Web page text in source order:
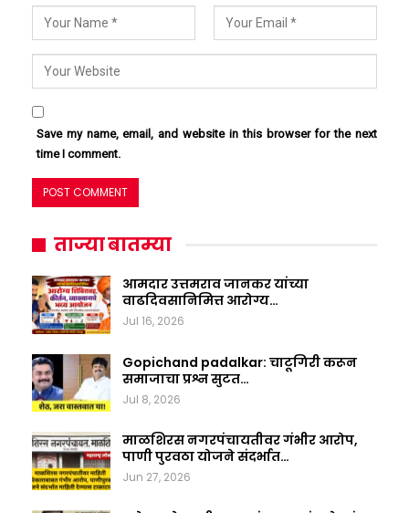
Save my name, email, and website in this browser for the next
time I comment.
ताज्या बातम्या
आमदार उत्तमराव जानकर यांच्या
वाढदिवसानिमित्त आरोग्य…
Jul 16, 2026
Gopichand padalkar: चाटूगिरी करून
समाजाचा प्रश्न सुटत…
Jul 8, 2026
माळशिरस नगरपंचायतीवर गंभीर आरोप,
पाणी पुरवठा योजने संदर्भात…
Jun 27, 2026